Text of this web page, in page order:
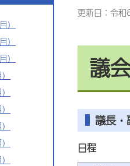
更新日：令
議
議長
日程